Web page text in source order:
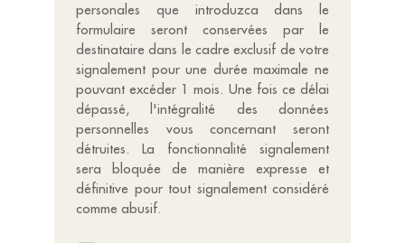
personales que introduzca dans le
formulaire seront conservées par le
destinataire dans le cadre exclusif de votre
signalement pour une durée maximale ne
pouvant excéder 1 mois. Une fois ce délai
dépassé, l'intégralité des données
personnelles vous concernant seront
détruites. La fonctionnalité signalement
sera bloquée de manière expresse et
définitive pour tout signalement considéré
comme abusif.